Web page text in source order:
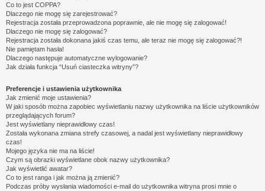
Co to jest COPPA?
Dlaczego nie mogę się zarejestrować?
Rejestracja została przeprowadzona poprawnie, ale nie mogę się zalogować!
Dlaczego nie mogę się zalogować?
Rejestracja została dokonana jakiś czas temu, ale teraz nie mogę się zalogować?!
Nie pamiętam hasła!
Dlaczego następuje automatyczne wylogowanie?
Jak działa funkcja “Usuń ciasteczka witryny”?
Preferencje i ustawienia użytkownika
Jak zmienić moje ustawienia?
W jaki sposób można zapobiec wyświetlaniu nazwy użytkownika na liście użytkowników
przeglądających forum?
Jest wyświetlany nieprawidłowy czas!
Została wykonana zmiana strefy czasowej, a nadal jest wyświetlany nieprawidłowy
czas!
Mojego języka nie ma na liście!
Czym są obrazki wyświetlane obok nazwy użytkownika?
Jak wyświetlić awatar?
Co to jest ranga i jak można ją zmienić?
Podczas próby wysłania wiadomości e-mail do użytkownika witryna prosi mnie o